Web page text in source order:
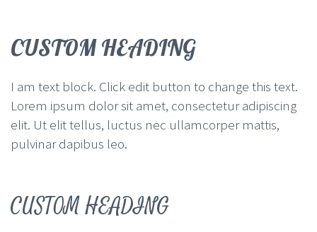
CUSTOM HEADING
I am text block. Click edit button to change this text.
Lorem ipsum dolor sit amet, consectetur adipiscing
elit. Ut elit tellus, luctus nec ullamcorper mattis,
pulvinar dapibus leo.
CUSTOM HEADING